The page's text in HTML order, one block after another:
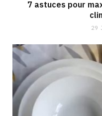
7 astuces pour
29